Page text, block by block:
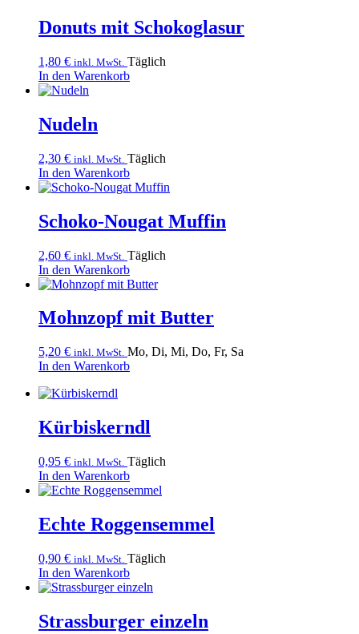
Donuts mit Schokoglasur
1,80 € inkl. MwSt. Täglich
In den Warenkorb
Nudeln
2,30 € inkl. MwSt. Täglich
In den Warenkorb
Schoko-Nougat Muffin
2,60 € inkl. MwSt. Täglich
In den Warenkorb
Mohnzopf mit Butter
5,20 € inkl. MwSt. Mo, Di, Mi, Do, Fr, Sa
In den Warenkorb
Kürbiskerndl
0,95 € inkl. MwSt. Täglich
In den Warenkorb
Echte Roggensemmel
0,90 € inkl. MwSt. Täglich
In den Warenkorb
Strassburger einzeln